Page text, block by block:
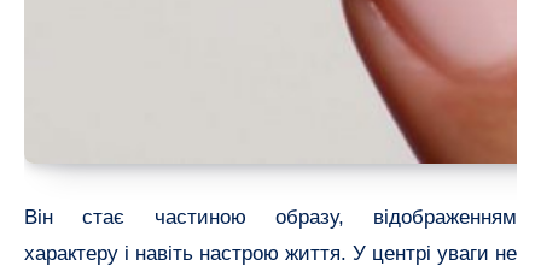
Він стає частиною образу, відображенням
характеру і навіть настрою життя. У центрі уваги не